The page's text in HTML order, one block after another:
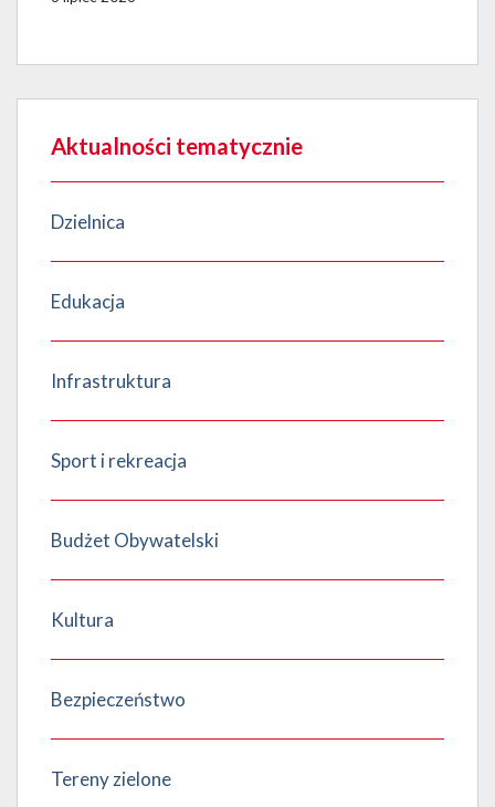
Aktualności tematycznie
Dzielnica
Edukacja
Infrastruktura
Sport i rekreacja
Budżet Obywatelski
Kultura
Bezpieczeństwo
Tereny zielone